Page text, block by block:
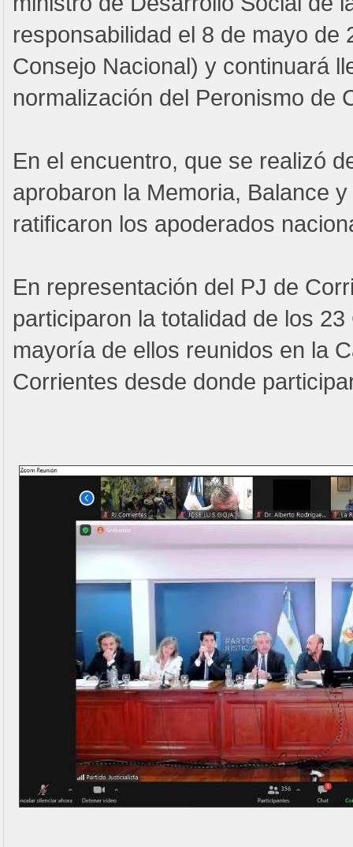
responsabilidad el 8 de mayo de
Consejo Nacional) y continuará
normalización del Peronismo de
En el encuentro, que se realizó
aprobaron la Memoria, Balance
ratificaron los apoderados
En representación del PJ de
participaron la totalidad de los
mayoría de ellos reunidos en la
Corrientes desde donde